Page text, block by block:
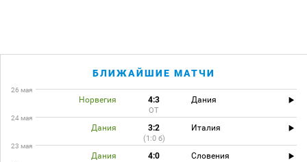
БЛИЖАЙШИЕ МАТЧИ
26 мая
Норвегия 4:3 Дания
ОТ
24 мая
Дания 3:2 Италия
(1:0 б)
23 мая
Дания 4:0 Словения